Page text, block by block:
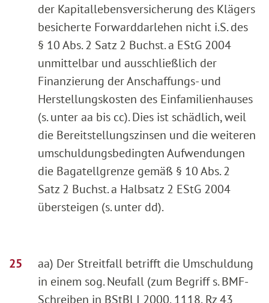
der Kapitallebensversicherung des Klägers
besicherte Forwarddarlehen nicht i.S. des
§ 10 Abs. 2 Satz 2 Buchst. a EStG 2004
unmittelbar und ausschließlich der
Finanzierung der Anschaffungs- und
Herstellungskosten des Einfamilienhauses
(s. unter aa bis cc). Dies ist schädlich, weil
die Bereitstellungszinsen und die weiteren
umschuldungsbedingten Aufwendungen
die Bagatellgrenze gemäß § 10 Abs. 2
Satz 2 Buchst. a Halbsatz 2 EStG 2004
übersteigen (s. unter dd).
aa) Der Streitfall betrifft die Umschuldung
in einem sog. Neufall (zum Begriff s. BMF-
Schreiben in BStBl I 2000, 1118, Rz 43